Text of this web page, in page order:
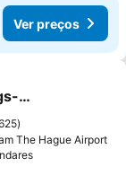
Ver preços
favoritos
The Hague Airport
Ver preços